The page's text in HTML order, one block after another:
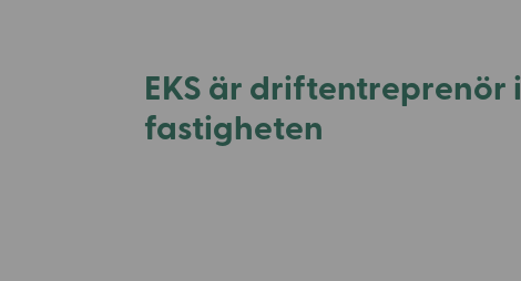
EKS är driftentreprenör i
fastigheten